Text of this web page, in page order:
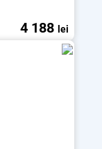
4 188 lei